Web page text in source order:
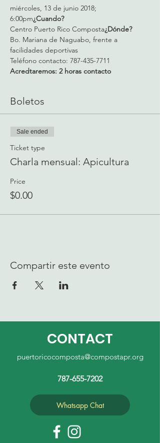
miércoles, 13 de junio 2018;
6:00pm¿Cuando?
Centro Puerto Rico Composta¿Dónde?
Bo. Mariana de Naguabo, frente a
facilidades deportivas
Teléfono contacto: 787-435-7711
Acredtaremos: 2 horas contacto
Boletos
Sale ended
Ticket type
Charla mensual: Apicultura
Price
$0.00
Compartir este evento
CONTACT
puertoricocomposta@compostapr.org
787-655-7202
Whatsapp Chat